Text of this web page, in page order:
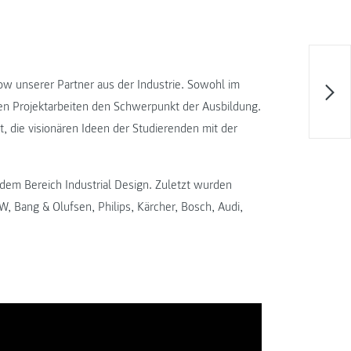
unserer Partner aus der Industrie. Sowohl im
Projektarbeiten den Schwerpunkt der Ausbildung.
die visionären Ideen der Studierenden mit der
Bereich Industrial Design. Zuletzt wurden
Bang & Olufsen, Philips, Kärcher, Bosch, Audi,